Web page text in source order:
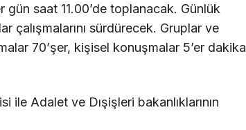
gün saat 11.00’de toplanacak. Günlük
çalışmalarını sürdürecek. Gruplar ve
70’şer, kişisel konuşmalar 5’er dakika
ile Adalet ve Dışişleri bakanlıklarının